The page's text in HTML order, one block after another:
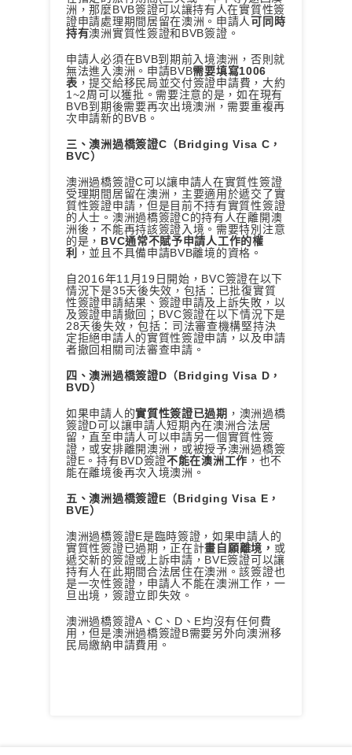
洲，那麼BVB簽證可以讓持有人在實質性簽
證申請處理期間居留在澳洲。申請人可同時
持有澳洲實質性簽證和BVB簽證。
申請人必須在BVB到期前入境澳洲，否則就
無法進入澳洲。申請BVB需要填寫1006
表 ，提交給移民局並交付簽證申請費，大約
1~2周可以獲批。需要注意的是，如在現有
BVB到期後需要再次出境澳洲，需要重複再
次申請新的BVB。
三、澳洲過橋簽證C（Bridging Visa C，
BVC）
澳洲過橋簽證C可以讓申請人在實質性簽證
受理期間居留在澳洲，主要適用於遞交了實
質性簽證申請，但是目前不持有實質性簽證
的人士。澳洲過橋簽證C的持有人在離開澳
洲後，不能再持該簽證入境。需要特別注意
的是， BVC通常不賦予申請人工作的權
利
，並且不具備申請BVB離境的資格。
自2016年11月19日開始，BVC簽證在以下
情況下是35天後失效，包括：已批復實質
性簽證申請結果、簽證申請及上訴失敗，以
及簽證申請撤回；BVC簽證在以下情況下是
28天後失效，包括：司法審查機構堅持決
定拒絕申請人的實質性簽證申請，以及申請
者撤回相關司法審查申請。
四、澳洲過橋簽證D（Bridging Visa D，
BVD）
如果申請人的實質性簽證已過期 ，澳洲過橋
簽證D可以讓申請人短期內在澳洲合法居
留，直至申請人可以申請另一個實質性簽
證，或安排離開澳洲，或被授予澳洲過橋簽
證E。持有BVD簽證不能在澳洲工作 ，也不
能在離境後再次入境澳洲。
五、澳洲過橋簽證E（Bridging Visa E，
BVE）
澳洲過橋簽證E是臨時簽證，如果申請人的
實質性簽證已過期，正在計畫自願離境， 或
遞交新的簽證或上訴申請，BVE簽證可以讓
持有人在此期間合法居住在澳洲。該簽證也
是一次性簽證，申請人不能在澳洲工作，一
旦出境，簽證立即失效。
澳洲過橋簽證A、C、D、E均沒有任何費
用，但是澳洲過橋簽證B需要另外向澳洲移
民局繳納申請費用。